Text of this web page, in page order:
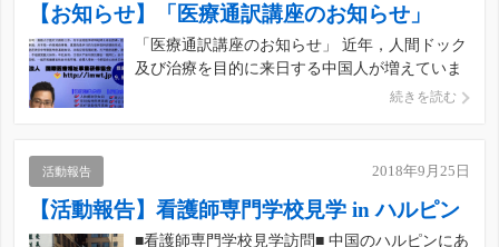
【お知らせ】「医療通訳講座のお知らせ」
「医療通訳講座のお知らせ」 近年，人間ドック
及び治療を目的に来日する中国人が増えていま
す。 それに対応できる「医療通訳者」の不足問
医療福祉事業研修協会は，一昨年前から東京、
続きを読む
活動報告 2018年9月25日
【活動報告】看護師専門学校見学 in ハルピン
■看護師専門学校見学訪問■ 中国のハルピンにあ